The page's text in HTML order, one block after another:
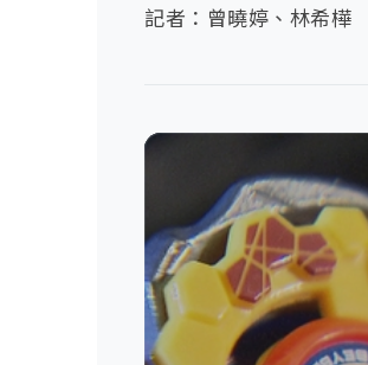
記者：曾曉婷、林希樺